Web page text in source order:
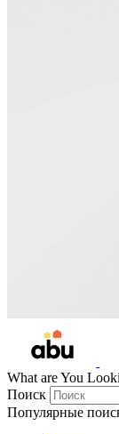
What are You
Поиск
Популярные